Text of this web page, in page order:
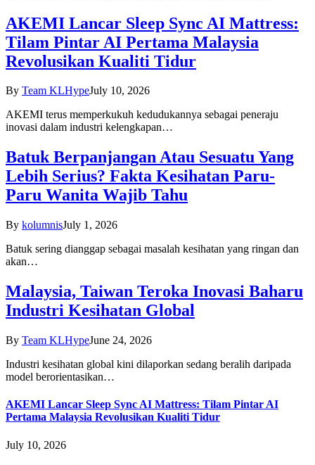
AKEMI Lancar Sleep Sync AI Mattress:
Tilam Pintar AI Pertama Malaysia
Revolusikan Kualiti Tidur
By Team KLHypeJuly 10, 2026
AKEMI terus memperkukuh kedudukannya sebagai peneraju
inovasi dalam industri kelengkapan…
Batuk Berpanjangan Atau Sesuatu Yang
Lebih Serius? Fakta Kesihatan Paru-
Paru Wanita Wajib Tahu
By kolumnisJuly 1, 2026
Batuk sering dianggap sebagai masalah kesihatan yang ringan dan
akan…
Malaysia, Taiwan Teroka Inovasi Baharu
Industri Kesihatan Global
By Team KLHypeJune 24, 2026
Industri kesihatan global kini dilaporkan sedang beralih daripada
model berorientasikan…
AKEMI Lancar Sleep Sync AI Mattress: Tilam Pintar AI
Pertama Malaysia Revolusikan Kualiti Tidur
July 10, 2026